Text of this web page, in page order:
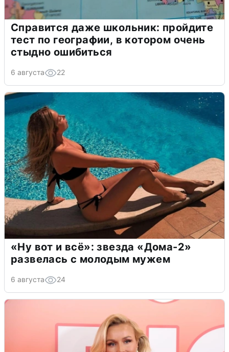
Справится даже школьник: пройдите
тест по географии, в котором очень
стыдно ошибиться
6 августа 22
«Ну вот и всё»: звезда «Дома-2»
развелась с молодым мужем
6 августа 24